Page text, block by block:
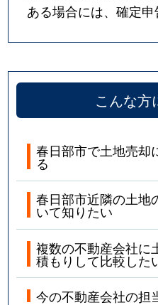
ある場合には、確定申
こんな方
春日部市で土地売却
る
春日部市近隣の土地
いて知りたい
複数の不動産会社に
積もりして比較した
今の不動産会社の担